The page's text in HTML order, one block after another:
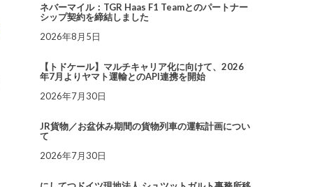
ネバーマイル：TGR Haas F1 Teamとのパートナー
シップ契約を締結しました
2026年8月5日
【トドケール】マルチキャリア化に向けて、2026
年7月よりヤマト運輸とのAPI連携を開始
2026年7月30日
JR貨物／お盆休み期間の貨物列車の運転計画につい
て
2026年7月30日